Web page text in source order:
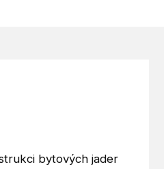
bytových jader